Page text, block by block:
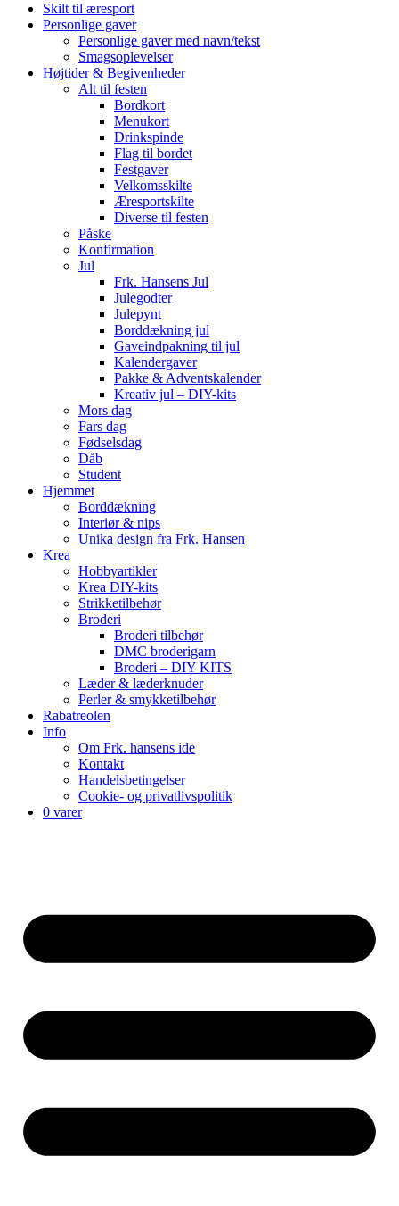
Skilt til æresport
Personlige gaver
Personlige gaver med navn/tekst
Smagsoplevelser
Højtider & Begivenheder
Alt til festen
Bordkort
Menukort
Drinkspinde
Flag til bordet
Festgaver
Velkomsskilte
Æresportskilte
Diverse til festen
Påske
Konfirmation
Jul
Frk. Hansens Jul
Julegodter
Julepynt
Borddækning jul
Gaveindpakning til jul
Kalendergaver
Pakke & Adventskalender
Kreativ jul – DIY-kits
Mors dag
Fars dag
Fødselsdag
Dåb
Student
Hjemmet
Borddækning
Interiør & nips
Unika design fra Frk. Hansen
Krea
Hobbyartikler
Krea DIY-kits
Strikketilbehør
Broderi
Broderi tilbehør
DMC broderigarn
Broderi – DIY KITS
Læder & læderknuder
Perler & smykketilbehør
Rabatreolen
Info
Om Frk. hansens ide
Kontakt
Handelsbetingelser
Cookie- og privatlivspolitik
0 varer